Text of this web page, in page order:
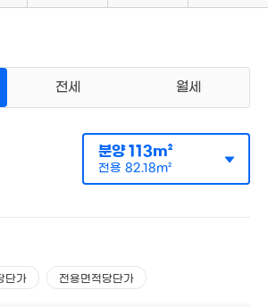
매매 10억
전용82m²
계약일 '26. 07
10.3억
'20. 12
5.85억
'18. 07
전세 월세
분양113m²
전용 82.18m²
단가 전용면적당단가